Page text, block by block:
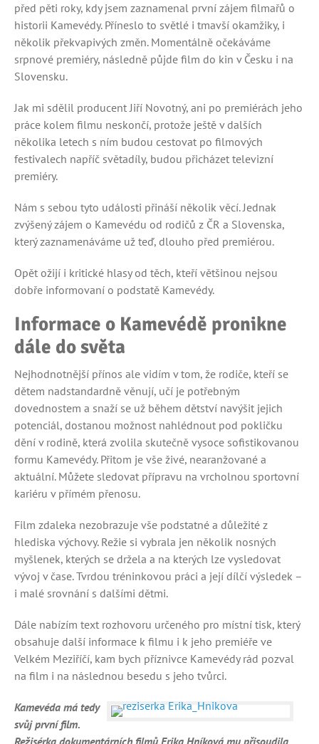
před pěti roky, kdy jsem zaznamenal první zájem filmařů o
historii Kamevédy. Příneslo to světlé i tmavší okamžiky, i
několik překvapivých změn. Momentálně očekáváme
srpnové premiéry, následně půjde film do kin v Česku i na
Slovensku.
Jak mi sdělil producent Jiří Novotný, ani po premiérách jeho
práce kolem filmu neskončí, protože ještě v dalších
několika letech s ním budou cestovat po filmových
festivalech napříč světadíly, budou přicházet televizní
premiéry.
Nám s sebou tyto události přináší několik věcí. Jednak
zvýšený zájem o Kamevédu od rodičů z ČR a Slovenska,
který zaznamenáváme už teď, dlouho před premiérou.
Opět ožijí i kritické hlasy od těch, kteří většinou nejsou
dobře informovaní o podstatě Kamevédy.
Informace o Kamevédě pronikne
dále do světa
Nejhodnotnější přínos ale vidím v tom, že rodiče, kteří se
dětem nadstandardně věnují, učí je potřebným
dovednostem a snaží se už během dětství navýšit jejich
potenciál, dostanou možnost nahlédnout pod pokličku
dění v rodině, která zvolila skutečně vysoce sofistikovanou
formu Kamevédy. Přitom je vše živé, nearanžované a
aktuální. Můžete sledovat přípravu na vrcholnou sportovní
kariéru v přímém přenosu.
Film zdaleka nezobrazuje vše podstatné a důležité z
hlediska výchovy. Režie si vybrala jen několik nosných
myšlenek, kterých se držela a na kterých lze vysledovat
vývoj v čase. Tvrdou tréninkovou práci a její dílčí výsledek –
i malé srovnání s dalšími dětmi.
Dále nabízím text rozhovoru určeného pro místní tisk, který
obsahuje další informace k filmu i k jeho premiéře ve
Velkém Meziříčí, kam bych příznivce Kamevédy rád pozval
na film i na následnou besedu s jeho tvůrci.
Kamevéda má tedy
svůj první film.
Režisérka dokumentárních filmů Erika Hníková mu přisoudila